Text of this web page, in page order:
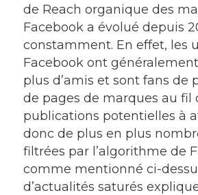
de Reach organique des
Facebook a évolué depuis
constamment. En effet, les
Facebook ont
plus d’amis et sont fans de
de pages de marques au fil
publications potentielles à
donc de plus en plus
filtrées par l’algorithme de
comme mentionné ci-
d’actualités saturés